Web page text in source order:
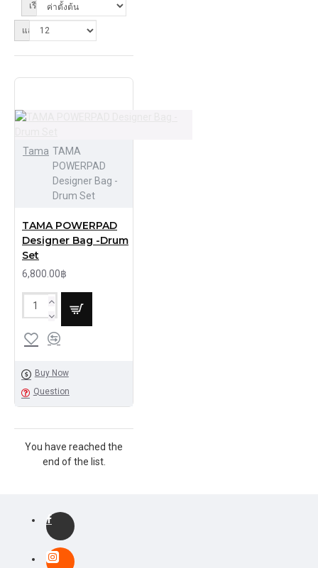
เรียงลำดับ:
แสดง:
Tama TAMA
POWERPAD
Designer Bag -
Drum Set
TAMA POWERPAD
Designer Bag -Drum
Set
6,800.00฿
Buy Now
Question
You have reached the
end of the list.